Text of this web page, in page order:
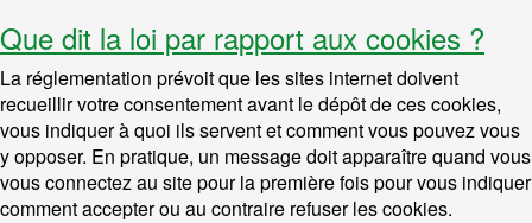
Que dit la loi par rapport aux cookies ?
La réglementation prévoit que les sites internet doivent
recueillir votre consentement avant le dépôt de ces cookies,
vous indiquer à quoi ils servent et comment vous pouvez vous
y opposer. En pratique, un message doit apparaître quand vous
vous connectez au site pour la première fois pour vous indiquer
comment accepter ou au contraire refuser les cookies.